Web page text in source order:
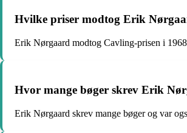
Hvilke priser modtog Erik
Erik Nørgaard modtog Cavling-prisen i
Hvor mange bøger skrev Erik
Erik Nørgaard skrev mange bøger og var